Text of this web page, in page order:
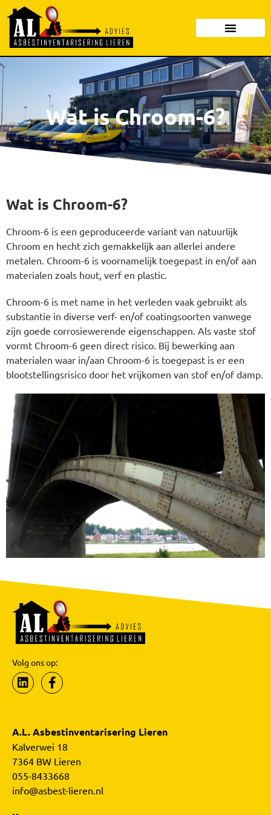
Wat is Chroom-6?
Wat is Chroom-6?​
Chroom-6 is een geproduceerde variant van natuurlijk
Chroom en hecht zich gemakkelijk aan allerlei andere
metalen. Chroom-6 is voornamelijk toegepast in en/of aan
materialen zoals hout, verf en plastic.
Chroom-6 is met name in het verleden vaak gebruikt als
substantie in diverse verf- en/of coatingsoorten vanwege
zijn goede corrosiewerende eigenschappen. Als vaste stof
vormt Chroom-6 geen direct risico. Bij bewerking aan
materialen waar in/aan Chroom-6 is toegepast is er een
blootstellingsrisico door het vrijkomen van stof en/of damp.
Volg ons op:
A.L. Asbestinventarisering Lieren
Kalverwei 18
7364 BW Lieren
055-8433668
info@asbest-lieren.nl